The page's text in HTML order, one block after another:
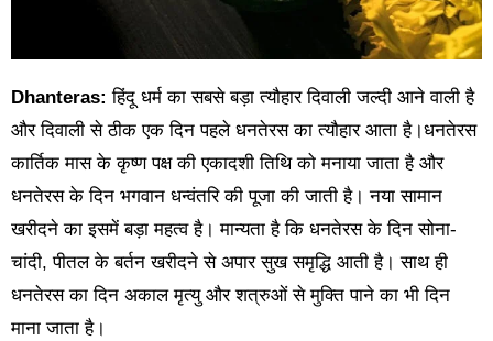
Dhanteras:हिंदू धर्म का सबसे बड़ा त्यौहार दिवाली जल्दी आने वाली है
और दिवाली से ठीक एक दिन पहले धनतेरस का त्यौहार आता है।धनतेरस
कार्तिक मास के कृष्ण पक्ष की एकादशी तिथि को मनाया जाता है और
धनतेरस के दिन भगवान धन्वंतरि की पूजा की जाती है। नया सामान
खरीदने का इसमें बड़ा महत्व है। मान्यता है कि धनतेरस के दिन सोना-
चांदी, पीतल के बर्तन खरीदने से अपार सुख समृद्धि आती है। साथ ही
धनतेरस का दिन अकाल मृत्यु और शत्रुओं से मुक्ति पाने का भी दिन
माना जाता है।